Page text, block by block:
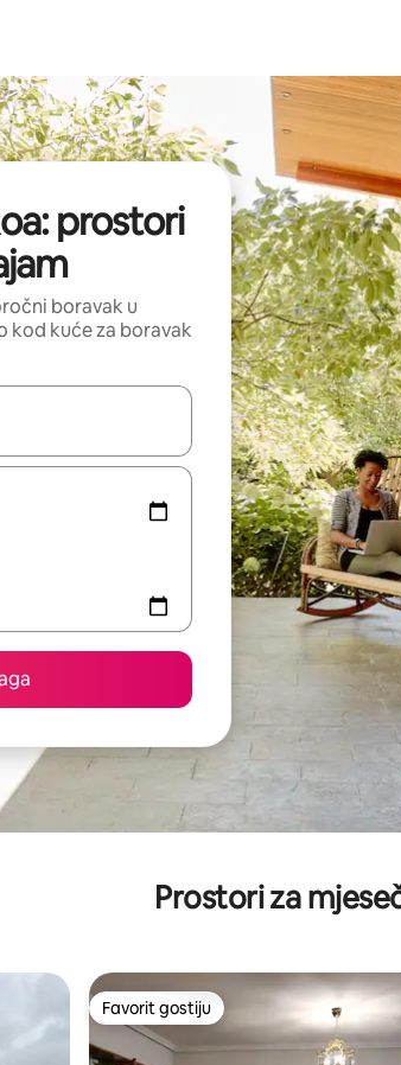
prostori
boravak u
kod kuće za boravak
da se krećete kroz njih pomoću strelica
Prostori za
Favorit gostiju
Favorit gostiju